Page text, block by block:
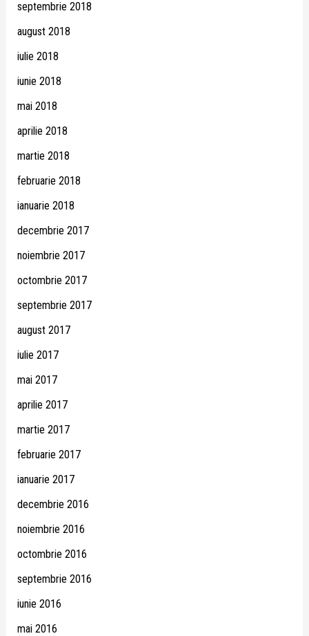
septembrie 2018
august 2018
iulie 2018
iunie 2018
mai 2018
aprilie 2018
martie 2018
februarie 2018
ianuarie 2018
decembrie 2017
noiembrie 2017
octombrie 2017
septembrie 2017
august 2017
iulie 2017
mai 2017
aprilie 2017
martie 2017
februarie 2017
ianuarie 2017
decembrie 2016
noiembrie 2016
octombrie 2016
septembrie 2016
iunie 2016
mai 2016